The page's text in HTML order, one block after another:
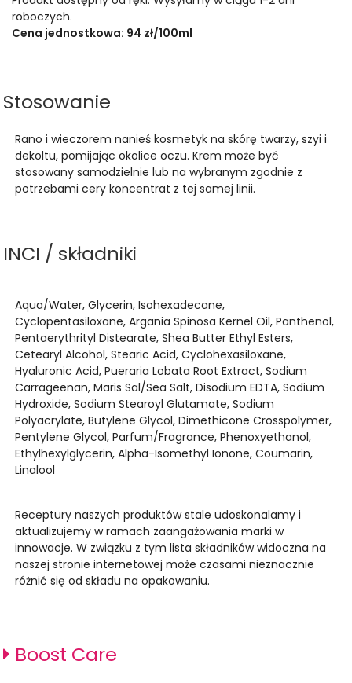
roboczych.
Cena jednostkowa: 94 zł/100ml
Stosowanie
Rano i wieczorem nanieś kosmetyk na skórę twarzy, szyi i
dekoltu, pomijając okolice oczu. Krem może być
stosowany samodzielnie lub na wybranym zgodnie z
potrzebami cery koncentrat z tej samej linii.
INCI / składniki
Aqua/Water, Glycerin, Isohexadecane,
Cyclopentasiloxane, Argania Spinosa Kernel Oil, Panthenol,
Pentaerythrityl Distearate, Shea Butter Ethyl Esters,
Cetearyl Alcohol, Stearic Acid, Cyclohexasiloxane,
Hyaluronic Acid, Pueraria Lobata Root Extract, Sodium
Carrageenan, Maris Sal/Sea Salt, Disodium EDTA, Sodium
Hydroxide, Sodium Stearoyl Glutamate, Sodium
Polyacrylate, Butylene Glycol, Dimethicone Crosspolymer,
Pentylene Glycol, Parfum/Fragrance, Phenoxyethanol,
Ethylhexylglycerin, Alpha-Isomethyl Ionone, Coumarin,
Linalool
Receptury naszych produktów stale udoskonalamy i
aktualizujemy w ramach zaangażowania marki w
innowacje. W związku z tym lista składników widoczna na
naszej stronie internetowej może czasami nieznacznie
różnić się od składu na opakowaniu.
Boost Care